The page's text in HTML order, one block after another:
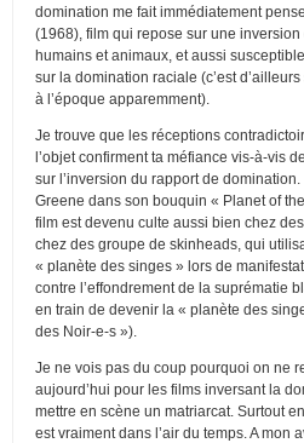
domination me fait immédiatement
(1968), film qui repose sur une
humains et animaux, et aussi
sur la domination raciale (c’est
à l’époque apparemment).
Je trouve que les réceptions
l’objet confirment ta méfiance vis-à-vis
sur l’inversion du rapport de
Greene dans son bouquin « Planet of
film est devenu culte aussi bien chez
chez des groupe de skinheads, qui
« planète des singes » lors de
contre l’effondrement de la suprématie
en train de devenir la « planète des
des Noir-e-s »).
Je ne vois pas du coup pourquoi on ne
aujourd’hui pour les films inversant la
mettre en scène un matriarcat. Surtout
est vraiment dans l’air du temps. A mon